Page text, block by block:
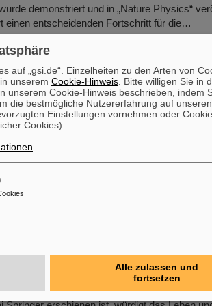
demonstriert und in „Nature Physics“
einen entscheidenden Fortschritt für die…
setzen mit Regenbogenfahne
Street Day (CSD) in Darmstadt
die Regenbogenfahne für Vielfalt,
Die Geschäftsführung eröffnete mit
Vortrag „Queer in der Arbeitswelt:
im Unternehmen“ eingeladen.
Specht – Scientist and
Access-Band „Hans Joachim Specht:
auf „gsi.de“. Einzelheiten zu den Arten von
unserem Cookie-Hinweis . Bitte willigen Sie in
unserem Cookie-Hinweis beschrieben, indem
die bestmögliche Nutzererfahrung auf
Einstellungen vornehmen oder
Cookies).
Alle zulassen und
fortsetzen